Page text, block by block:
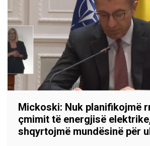
Mickoski: Nuk planifikojmë
çmimit të energjisë
shqyrtojmë mundësinë për